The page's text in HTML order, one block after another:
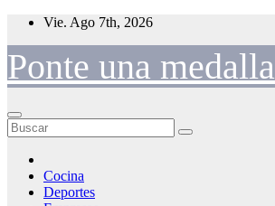
Saltar
contenido
Vie. Ago 7th, 2026
Ponte una medalla
Cocina
Deportes